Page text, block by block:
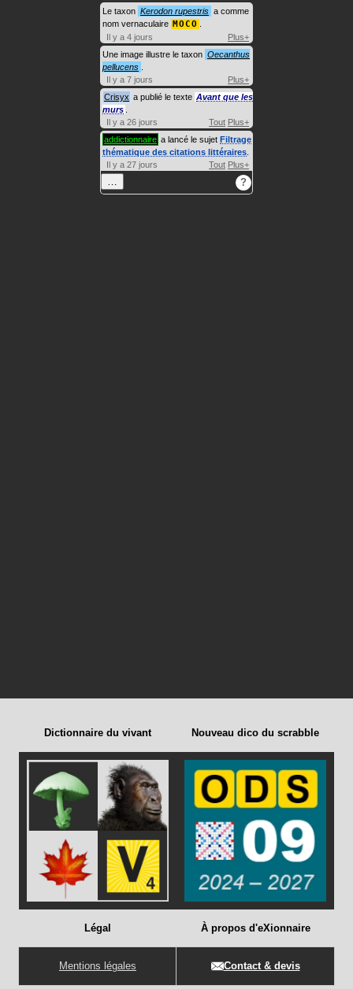
Le taxon Kerodon rupestris a comme
nom vernaculaire MOCO
Il y a 4 jours
Plus+
Une image illustre le taxon Oecanthus
pellucens
Il y a 7 jours
Plus+
Crisyx a publié le texte Avant que les
murs
Il y a 26 jours
Tout Plus+
addictionnaire a lancé le sujet Filtrage
thématique des citations littéraires
Il y a 27 jours
Tout Plus+
… ?
Dictionnaire du vivant Nouveau dico du scrabble
Légal
Mentions légales
À propos d'eXionnaire
Contact & devis